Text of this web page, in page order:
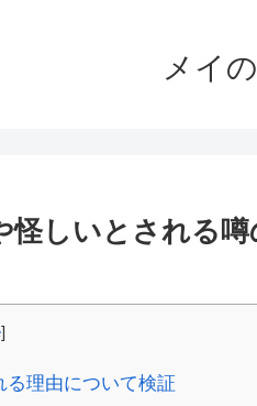
メイ
しいとされる噂
]
る理由について検証